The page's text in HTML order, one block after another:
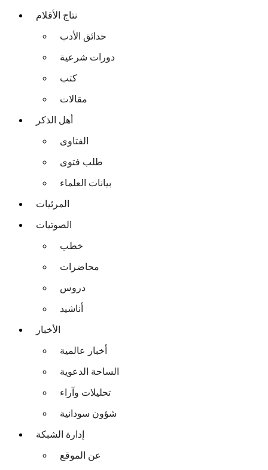
نتاج الأقلام
حدائق الأدب
دورات شرعية
كتب
مقالات
أهل الذكر
الفتاوى
طلب فتوى
بيانات العلماء
المرئيات
الصوتيات
خطب
محاضرات
دروس
أناشيد
الأخبار
أخبار عالمية
الساحة الدعوية
تحليلات وآراء
شؤون سودانية
إدارة الشبكة
عن الموقع